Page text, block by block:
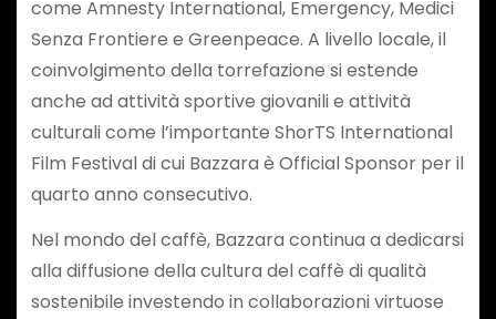
come Amnesty International, Emergency, Medici
Senza Frontiere e Greenpeace. A livello locale, il
coinvolgimento della torrefazione si estende
anche ad attività sportive giovanili e attività
culturali come l’importante ShorTS International
Film Festival di cui Bazzara è Official Sponsor per il
quarto anno consecutivo.
Nel mondo del caffè, Bazzara continua a dedicarsi
alla diffusione della cultura del caffè di qualità
sostenibile investendo in collaborazioni virtuose